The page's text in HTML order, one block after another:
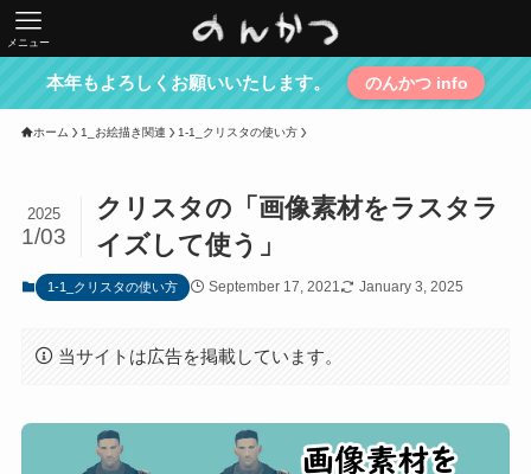
メニュー
本年もよろしくお願いいたします。 のんかつ info
ホーム 1_お絵描き関連 1-1_クリスタの使い方
クリスタの「画像素材をラスタラ
イズして使う」
2025
1/03
1-1_クリスタの使い方 September 17, 2021 January 3, 2025
当サイトは広告を掲載しています。